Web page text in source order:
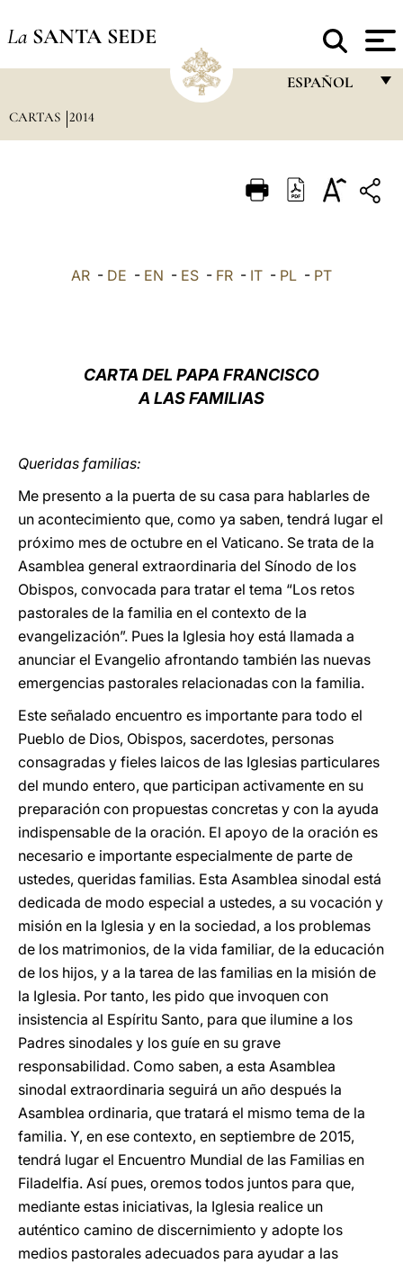
La SANTA SEDE
ESPAÑOL
ITALIANO
CARTAS 2014
AR - DE - EN - ES - FR - IT - PL - PT
CARTA DEL PAPA FRANCISCO
A LAS FAMILIAS
Queridas familias:
Me presento a la puerta de su casa para hablarles de
un acontecimiento que, como ya saben, tendrá lugar el
próximo mes de octubre en el Vaticano. Se trata de la
Asamblea general extraordinaria del Sínodo de los
Obispos, convocada para tratar el tema “Los retos
pastorales de la familia en el contexto de la
evangelización”. Pues la Iglesia hoy está llamada a
anunciar el Evangelio afrontando también las nuevas
emergencias pastorales relacionadas con la familia.
Este señalado encuentro es importante para todo el
Pueblo de Dios, Obispos, sacerdotes, personas
consagradas y fieles laicos de las Iglesias particulares
del mundo entero, que participan activamente en su
preparación con propuestas concretas y con la ayuda
indispensable de la oración. El apoyo de la oración es
necesario e importante especialmente de parte de
ustedes, queridas familias. Esta Asamblea sinodal está
dedicada de modo especial a ustedes, a su vocación y
misión en la Iglesia y en la sociedad, a los problemas
de los matrimonios, de la vida familiar, de la educación
de los hijos, y a la tarea de las familias en la misión de
la Iglesia. Por tanto, les pido que invoquen con
insistencia al Espíritu Santo, para que ilumine a los
Padres sinodales y los guíe en su grave
responsabilidad. Como saben, a esta Asamblea
sinodal extraordinaria seguirá un año después la
Asamblea ordinaria, que tratará el mismo tema de la
familia. Y, en ese contexto, en septiembre de 2015,
tendrá lugar el Encuentro Mundial de las Familias en
Filadelfia. Así pues, oremos todos juntos para que,
mediante estas iniciativas, la Iglesia realice un
auténtico camino de discernimiento y adopte los
medios pastorales adecuados para ayudar a las